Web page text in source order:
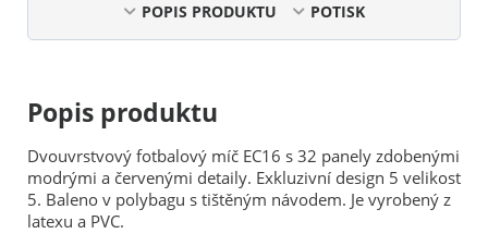
POPIS PRODUKTU POTISK
Popis produktu
Dvouvrstvový fotbalový míč EC16 s 32 panely zdobenými
modrými a červenými detaily. Exkluzivní design 5 velikost
5. Baleno v polybagu s tištěným návodem. Je vyrobený z
latexu a PVC.